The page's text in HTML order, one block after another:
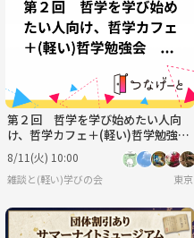
第２回 哲学を学び始めたい人向
け、哲学カフェ＋(軽い)哲学勉強
会 テーマ「自分が動かされた言葉
（仮題）」
8/11(火) 10:00
雑談と(軽い)学びの会 東京